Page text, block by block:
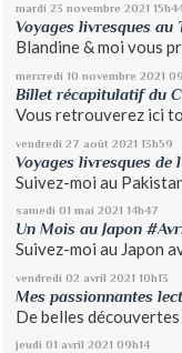
mardi 23 novembre 2021
Voyages livresques au
Blandine & moi vous
mercredi 10 novembre 2021
Billet récapitulatif du
Vous retrouverez ici
vendredi 27 août 2021 13h59
Voyages livresques de
Suivez-moi au
samedi 01 mai 2021 14h47
Un Mois au Japon
Suivez-moi au Japon
vendredi 02 avril 2021 10h13
Mes passionnantes
De belles découvertes
jeudi 01 avril 2021 09h14